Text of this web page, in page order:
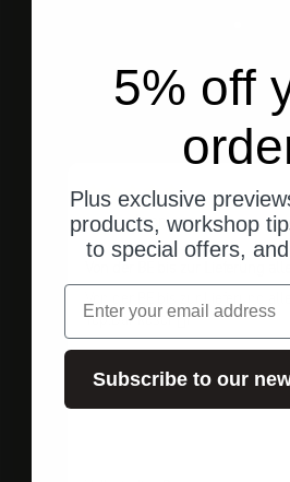
Anonymous
Von der BE bis zur Lieferung
Top.Dankesch�n
5% off
Plus exclusive
products, workshop
to special offers,
Email
Subscribe to our